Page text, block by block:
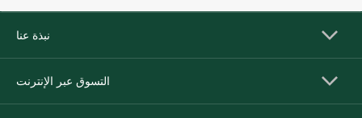
نبذة عنا
التسوق عبر الإنترنت